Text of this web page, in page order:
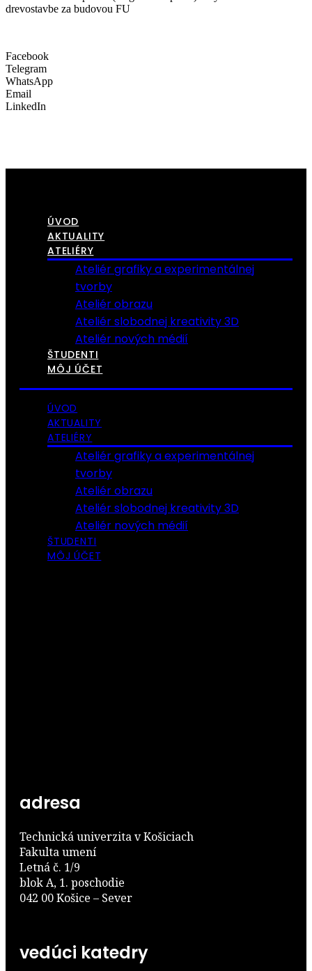
drevostavbe za budovou FU
Facebook
Telegram
WhatsApp
Email
LinkedIn
ÚVOD
AKTUALITY
ATELIÉRY
Ateliér grafiky a experimentálnej
tvorby
Ateliér obrazu
Ateliér slobodnej kreativity 3D
Ateliér nových médií
ŠTUDENTI
MÔJ ÚČET
ÚVOD
AKTUALITY
ATELIÉRY
Ateliér grafiky a experimentálnej
tvorby
Ateliér obrazu
Ateliér slobodnej kreativity 3D
Ateliér nových médií
ŠTUDENTI
MÔJ ÚČET
adresa
Technická univerzita v Košiciach
Fakulta umení
Letná č. 1/9
blok A, 1. poschodie
042 00 Košice – Sever
vedúci katedry